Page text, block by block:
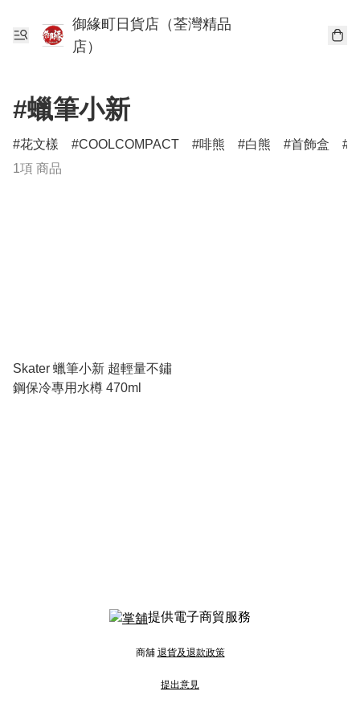
御緣町日貨店（荃灣精品
店）
#蠟筆小新
花文樣 COOLCOMPACT 啡熊 白熊 首飾盒
1項 商品
Skater 蠟筆小新 超輕量不鏽
鋼保冷專用水樽 470ml
提供電子商貿服務
商舖 退貨及退款政策
提出意見